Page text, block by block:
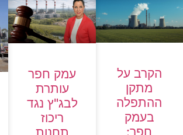
הקרב על
מתקן
ההתפלה
בעמק
חפר:
עמק חפר
עותרת
לבג"ץ נגד
ריכוז